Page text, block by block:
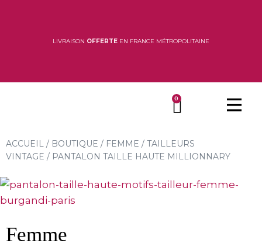
LIVRAISON OFFERTE EN FRANCE MÉTROPOLITAINE
0
ACCUEIL / BOUTIQUE / FEMME / TAILLEURS
VINTAGE / PANTALON TAILLE HAUTE MILLIONNARY
Femme